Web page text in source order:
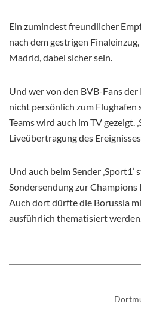
Ein zumindest freundlicher
nach dem gestrigen
Madrid, dabei sicher sein.
Und wer von den BVB-Fans
nicht persönlich zum Flughafen
Teams wird auch im TV gezeigt.
Liveübertragung des
Und auch beim Sender
Sondersendung zur Champions
Auch dort dürfte die Borussia
ausführlich thematisiert